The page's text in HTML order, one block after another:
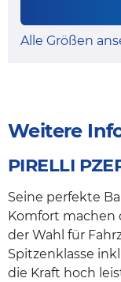
Alle Größen
Weitere
PIRELLI
Seine perfekte
Komfort machen
der Wahl für
Spitzenklasse
die Kraft hoch